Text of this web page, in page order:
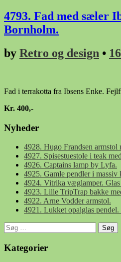
4793. Fad med sæler
Bornholm.
by Retro og design •
Fad i terrakotta fra Ibsens Enke.
Kr. 400,-
Nyheder
4928. Hugo Frandsen armstol
4927. Spisestuestole i teak
4926. Captains lamp by Lyfa.
4925. Gamle pendler i massiv
4924. Vitrika væglamper. Glas
4923. Lille TripTrap bakke
4922. Arne Vodder armstol.
4921. Lukket opalglas pendel.
Søg
efter:
Kategorier